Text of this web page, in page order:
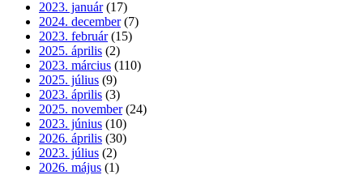
2023. január (17)
2024. december (7)
2023. február (15)
2025. április (2)
2023. március (110)
2025. július (9)
2023. április (3)
2025. november (24)
2023. június (10)
2026. április (30)
2023. július (2)
2026. május (1)